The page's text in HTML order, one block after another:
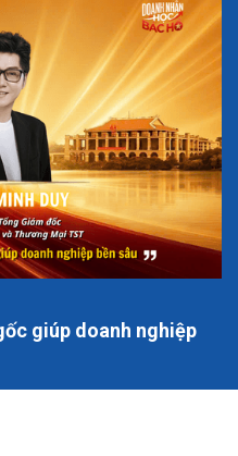
giúp doanh nghiệp